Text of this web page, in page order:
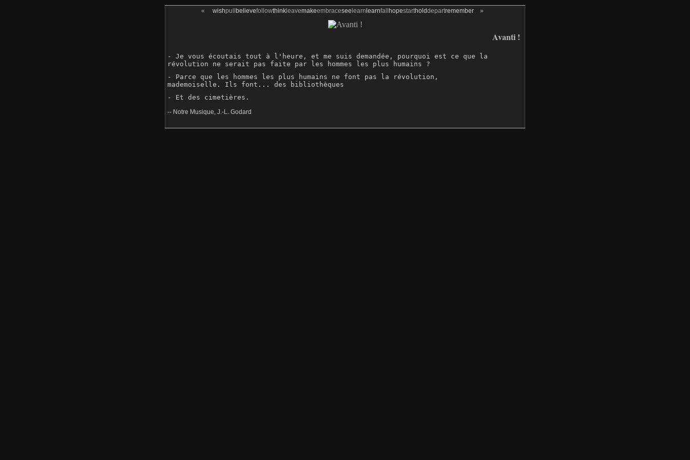
« wishpull believefollowthinkleavemakeembracesee learn learnfall hopestartholddepartremember »
Avanti !
- Je vous écoutais tout à l'heure, et me suis demandée, pourquoi est ce que la
révolution ne serait pas faite par les hommes les plus humains ?
- Parce que les hommes les plus humains ne font pas la révolution,
mademoiselle. Ils font... des bibliothèques
-- Notre Musique, J.-L. Godard